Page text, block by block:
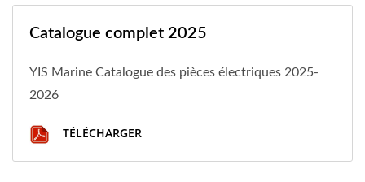
Catalogue complet 2025
YIS Marine Catalogue des pièces électriques 2025-
2026
TÉLÉCHARGER